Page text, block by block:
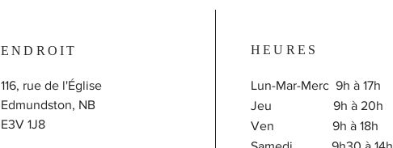
ENDROIT HEURES
116, rue de l'Église
Edmundston, NB
E3V 1J8
Lun-Mar-Merc 9h à 17h
Jeu 9h à 20h
Ven 9h à 18h